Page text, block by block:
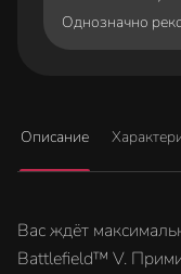
Однозначно
Описание
Вас ждёт
Battlefield™ V.